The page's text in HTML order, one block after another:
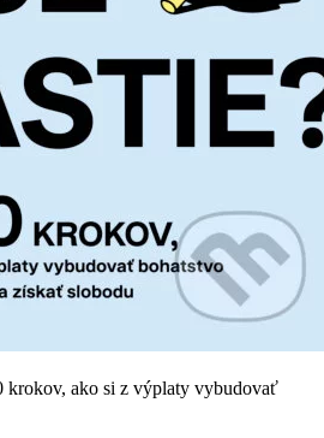
krokov, ako si z výplaty vybudovať